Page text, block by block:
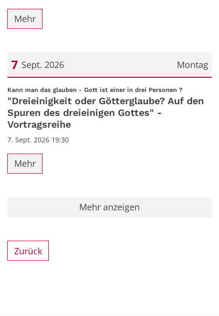
Mehr
Montag
7 Sept. 2026
Datum: 7. September 2026
Kann man das glauben - Gott ist einer in drei Personen ?
"Dreieinigkeit oder Götterglaube? Auf den
Spuren des dreieinigen Gottes" -
Vortragsreihe
7. Sept. 2026 19:30
Mehr
Mehr anzeigen
Zurück